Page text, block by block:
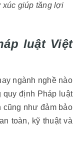
xúc giúp tăng lợi
luật Việt
ngành nghề nào
quy định Pháp luật
cũng như đảm bảo
toàn, kỹ thuật và